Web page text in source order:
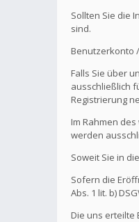
Sollten Sie die
sind.
Benutzerkonto
Falls Sie über
ausschließlich
Registrierung
Im Rahmen
werden
Soweit Sie in
Sofern die
Abs. 1 lit. b)
Die uns erteilte